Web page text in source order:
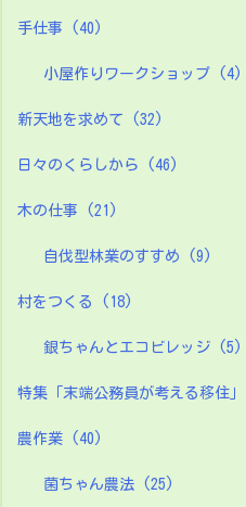
手仕事 (40)
小屋作りワークショップ (4)
新天地を求めて (32)
日々のくらしから (46)
木の仕事 (21)
自伐型林業のすすめ (9)
村をつくる (18)
銀ちゃんとエコビレッジ (5)
特集「末端公務員が考える移住」
農作業 (40)
菌ちゃん農法 (25)